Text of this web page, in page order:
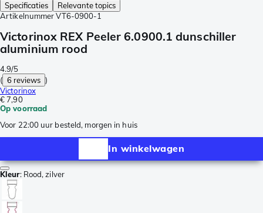
Specificaties
Relevante topics
Artikelnummer VT6-0900-1
Victorinox REX Peeler 6.0900.1 dunschiller
aluminium rood
4.9/5
( 6 reviews )
Victorinox
€ 7,90
Op voorraad
Voor 22:00 uur besteld, morgen in huis
In winkelwagen
Kleur: Rood, zilver